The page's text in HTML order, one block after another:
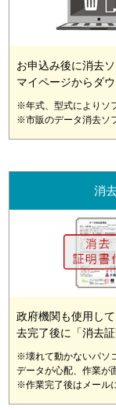
お申込み後に消去
マイページからダ
※年式、型式によりソ
※市販のデータ消去ソ
消
政府機関も使用し
去完了後に「消去
※壊れて動かないパソ
データが心配、作業が
※作業完了後はメール